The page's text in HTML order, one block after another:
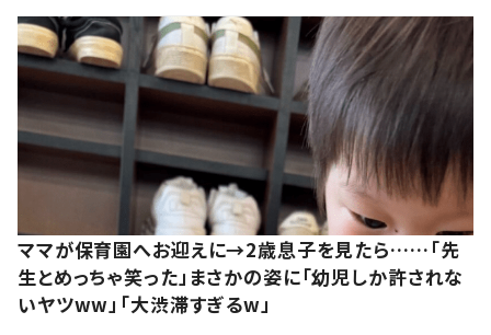
ママが保育園へお迎えに→2歳息子を見たら……「先
生とめっちゃ笑った」まさかの姿に「幼児しか許されな
いヤツww」「大渋滞すぎるw」